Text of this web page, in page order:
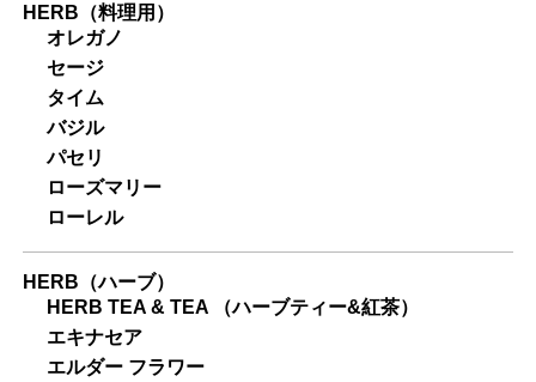
HERB（料理用）
オレガノ
セージ
タイム
バジル
パセリ
ローズマリー
ローレル
HERB（ハーブ）
HERB TEA & TEA （ハーブティー&紅茶）
エキナセア
エルダー フラワー